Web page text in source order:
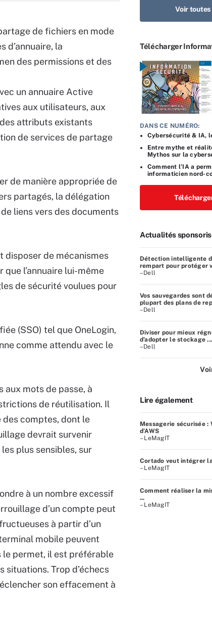
de fichiers en mode
d’annuaire, la
des permissions et des
un annuaire Active
aux utilisateurs, aux
attributs existants
de services de partage
de manière appropriée de
partagés, la délégation
liens vers des documents
disposer de mécanismes
l’annuaire lui-même
de sécurité voulues pour
(SSO) tel que OneLogin,
comme attendu avec le
mots de passe, à
de réutilisation. Il
comptes, dont le
devrait survenir
plus sensibles, sur
à un nombre excessif
d’un compte peut
à partir d’un
mobile peuvent
le permet, il est préférable
Trop d’échecs
son effacement à
Voir
Télécharger
DANS CE NUMÉRO:
Cybersécurité & IA,
Entre mythe et
Mythos sur la
Comment l’IA a
informaticien nord-
Actualités
Détection intelligente
rempart pour protéger
–Dell
Vos sauvegardes sont
plupart des plans de
–Dell
Diviser pour mieux
d’adopter le stockage ...
–Dell
Lire également
Messagerie sécurisée
d’AWS
– LeMagIT
Cortado veut intégrer
– LeMagIT
Comment réaliser la
...
– LeMagIT